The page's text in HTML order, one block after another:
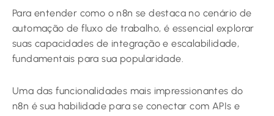
Para entender como o n8n se destaca no cenário de
automação de fluxo de trabalho, é essencial explorar
suas capacidades de integração e escalabilidade,
fundamentais para sua popularidade.
Uma das funcionalidades mais impressionantes do
n8n é sua habilidade para se conectar com APIs e